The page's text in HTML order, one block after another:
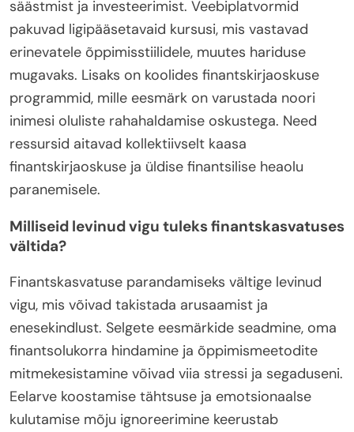
säästmist ja investeerimist. Veebiplatvormid
pakuvad ligipääsetavaid kursusi, mis vastavad
erinevatele õppimisstiilidele, muutes hariduse
mugavaks. Lisaks on koolides finantskirjaoskuse
programmid, mille eesmärk on varustada noori
inimesi oluliste rahahaldamise oskustega. Need
ressursid aitavad kollektiivselt kaasa
finantskirjaoskuse ja üldise finantsilise heaolu
paranemisele.
Milliseid levinud vigu tuleks finantskasvatuses
vältida?
Finantskasvatuse parandamiseks vältige levinud
vigu, mis võivad takistada arusaamist ja
enesekindlust. Selgete eesmärkide seadmine, oma
finantsolukorra hindamine ja õppimismeetodite
mitmekesistamine võivad viia stressi ja segaduseni.
Eelarve koostamise tähtsuse ja emotsionaalse
kulutamise mõju ignoreerimine keerustab